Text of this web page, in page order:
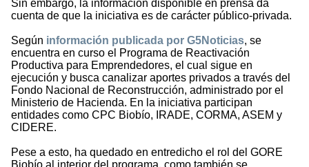
Sin embargo, la información disponible en prensa da
cuenta de que la iniciativa es de carácter público-privada.
Según información publicada por G5Noticias, se
encuentra en curso el Programa de Reactivación
Productiva para Emprendedores, el cual sigue en
ejecución y busca canalizar aportes privados a través del
Fondo Nacional de Reconstrucción, administrado por el
Ministerio de Hacienda. En la iniciativa participan
entidades como CPC Biobío, IRADE, CORMA, ASEM y
CIDERE.
Pese a esto, ha quedado en entredicho el rol del GORE